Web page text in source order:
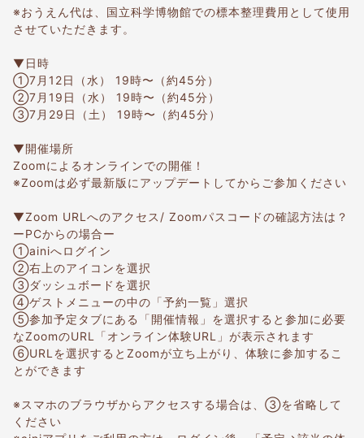
※おうえん代は、国立科学博物館での標本整理費用として使用
させていただきます。
▼日時
①7月12日（水） 19時〜（約45分）
②7月19日（水） 19時〜（約45分）
③7月29日（土） 19時〜（約45分）
▼開催場所
Zoomによるオンラインでの開催！
※Zoomは必ず最新版にアップデートしてからご参加ください
▼Zoom URLへのアクセス/ Zoomパスコードの確認方法は？
ーPCからの場合ー
①ainiへログイン
②右上のアイコンを選択
③ダッシュボードを選択
④ゲストメニューの中の「予約一覧」選択
⑤参加予定タブにある「開催情報」を選択すると参加に必要
なZoomのURL「オンライン体験URL」が表示されます
⑥URLを選択するとZoomが立ち上がり、体験に参加するこ
とができます
※スマホのブラウザからアクセスする場合は、③を省略して
ください